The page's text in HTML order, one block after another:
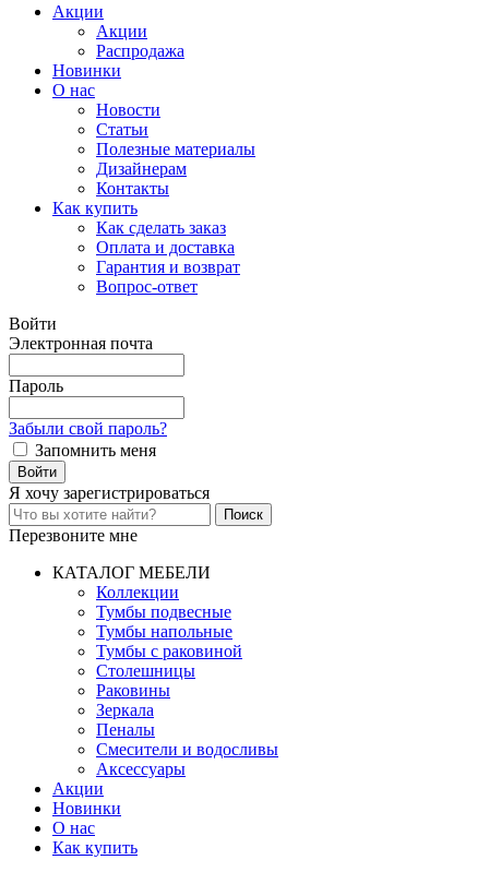
Акции
Акции
Распродажа
Новинки
О нас
Новости
Статьи
Полезные материалы
Дизайнерам
Контакты
Как купить
Как сделать заказ
Оплата и доставка
Гарантия и возврат
Вопрос-ответ
Войти
Электронная почта
Пароль
Забыли свой пароль?
Запомнить меня
Я хочу зарегистрироваться
Перезвоните мне
КАТАЛОГ МЕБЕЛИ
Коллекции
Тумбы подвесные
Тумбы напольные
Тумбы с раковиной
Столешницы
Раковины
Зеркала
Пеналы
Смесители и водосливы
Аксессуары
Акции
Новинки
О нас
Как купить